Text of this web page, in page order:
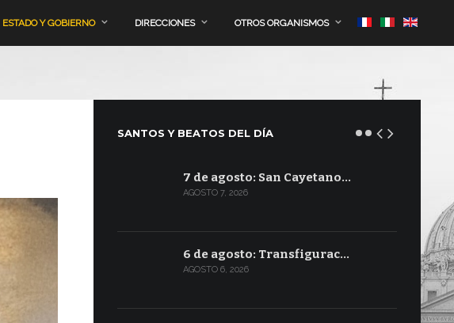
ESTADO Y GOBIERNO DIRECCIONES OTROS ORGANISMOS
SANTOS Y BEATOS DEL DÍA
7 de agosto: San Cayetano…
AGOSTO 7, 2026
6 de agosto: Transfigurac…
AGOSTO 6, 2026